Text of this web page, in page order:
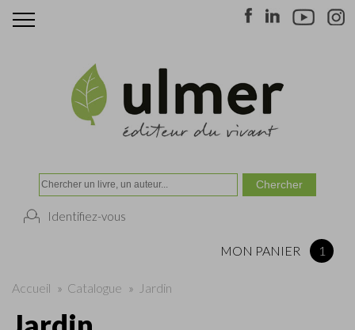
Identifiez-vous
MON PANIER 1
Accueil » Catalogue » Jardin